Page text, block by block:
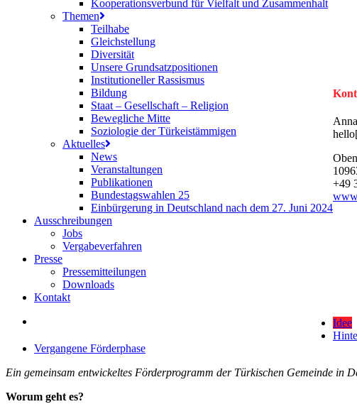
Kooperationsverbund für Vielfalt und Zusammenhalt
Themen
Teilhabe
Gleichstellung
Diversität
Unsere Grundsatzpositionen
Institutioneller Rassismus
Bildung
Staat – Gesellschaft – Religion
Bewegliche Mitte
Soziologie der Türkeistämmigen
Aktuelles
News
Veranstaltungen
Publikationen
Bundestagswahlen 25
Einbürgerung in Deutschland nach dem 27. Juni 2024
Ausschreibungen
Jobs
Vergabeverfahren
Presse
Pressemitteilungen
Downloads
Kontakt
+49
Idee
Vergangene Förderphase
Ein gemeinsam entwickeltes Förderprogramm der Türkischen Gemeinde in
Worum geht es?